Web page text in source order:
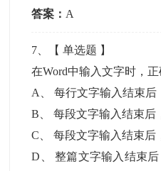
答案： A
7 、【单选题 】
在Word中输入文字时，
A
、每行文字输入结束后
B 、每段文字输入结束后
C 、每段文字输入结束后
D 、整篇文字输入结束